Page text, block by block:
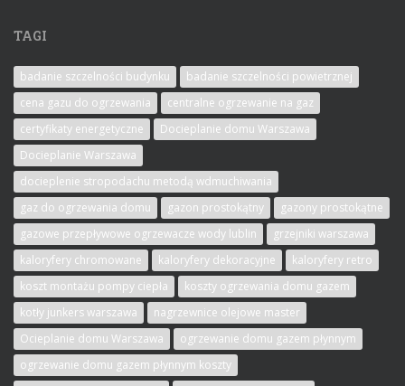
TAGI
badanie szczelności budynku
badanie szczelności powietrznej
cena gazu do ogrzewania
centralne ogrzewanie na gaz
certyfikaty energetyczne
Docieplanie domu Warszawa
Docieplanie Warszawa
docieplenie stropodachu metodą wdmuchiwania
gaz do ogrzewania domu
gazon prostokątny
gazony prostokątne
gazowe przepływowe ogrzewacze wody lublin
grzejniki warszawa
kaloryfery chromowane
kaloryfery dekoracyjne
kaloryfery retro
koszt montażu pompy ciepła
koszty ogrzewania domu gazem
kotły junkers warszawa
nagrzewnice olejowe master
Ocieplanie domu Warszawa
ogrzewanie domu gazem płynnym
ogrzewanie domu gazem płynnym koszty